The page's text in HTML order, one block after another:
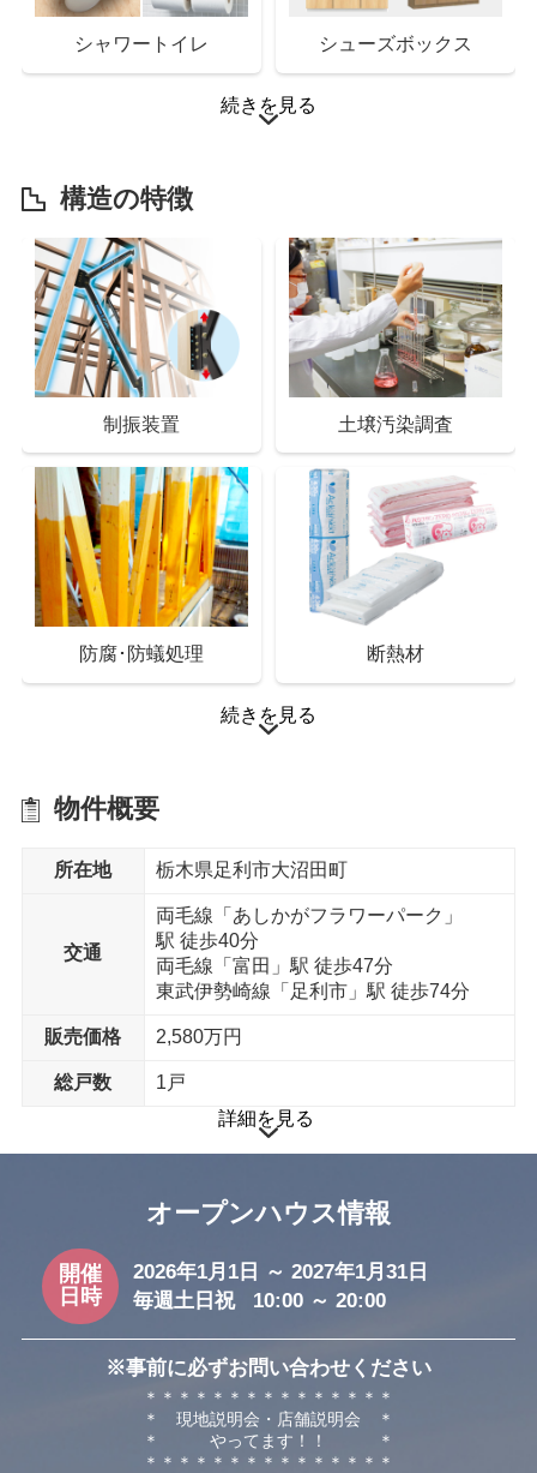
シャワートイレ シューズボックス
スマートドアキー インターホン
Low-Eペアガラス クリアネット網戸
省エネ給湯器 外構設備
続きを見る
構造の特徴
制振装置 土壌汚染調査
防腐･防蟻処理 断熱材
ベタ基礎工法
続きを見る
物件概要
所在地 栃木県足利市大沼田町
交通
両毛線「あしかがフラワーパーク」
駅 徒歩40分
両毛線「富田」駅 徒歩47分
東武伊勢崎線「足利市」駅 徒歩74分
販売価格 2,580万円
総戸数
1戸
詳細を見る
オープンハウス情報
開催
日時
2026年1月1日 ～ 2027年1月31日
毎週土日祝 10:00 ～ 20:00
※事前に必ずお問い合わせください
＊＊＊＊＊＊＊＊＊＊＊＊＊＊＊
＊ 現地説明会・店舗説明会 ＊
＊ やってます！！ ＊
＊＊＊＊＊＊＊＊＊＊＊＊＊＊＊